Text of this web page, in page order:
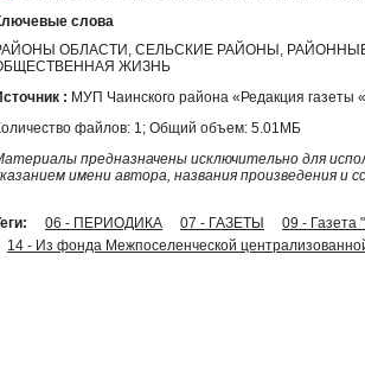
слова
ОБЛАСТИ, СЕЛЬСКИЕ РАЙОНЫ,
ЖИЗНЬ
: МУП Чаинского района «Редакция газеты
файлов: 1; Общий объем: 5.01МБ
предназначены исключительно для
имени автора, названия произведения и
06 - ПЕРИОДИКА 07 - ГАЗЕТЫ
09 - Газета
14 - Из фонда Межпоселенческой